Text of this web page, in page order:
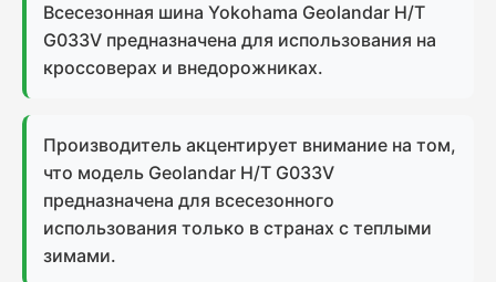
Всесезонная шина Yokohama Geolandar H/T
G033V предназначена для использования на
кроссоверах и внедорожниках.
Производитель акцентирует внимание на том,
что модель Geolandar H/T G033V
предназначена для всесезонного
использования только в странах с теплыми
зимами.